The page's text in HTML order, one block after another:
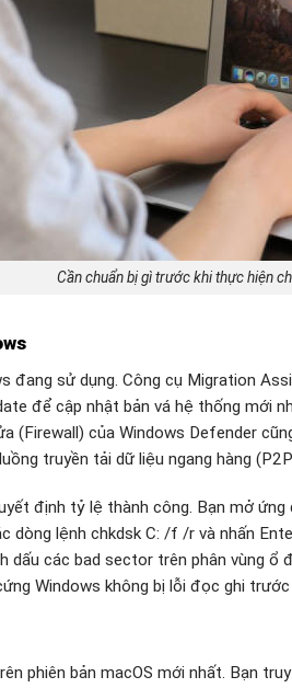
Cần chuẩn bị gì trước khi thực hiện
đang sử dụng. Công cụ Migration
để cập nhật bản vá hệ thống mới
(Firewall) của Windows Defender
truyền tải dữ liệu ngang hàng
định tỷ lệ thành công. Bạn mở
dòng lệnh chkdsk C: /f /r và nhấn
dấu các bad sector trên phân vùng ổ
Windows không bị lỗi đọc ghi
phiên bản macOS mới nhất. Bạn